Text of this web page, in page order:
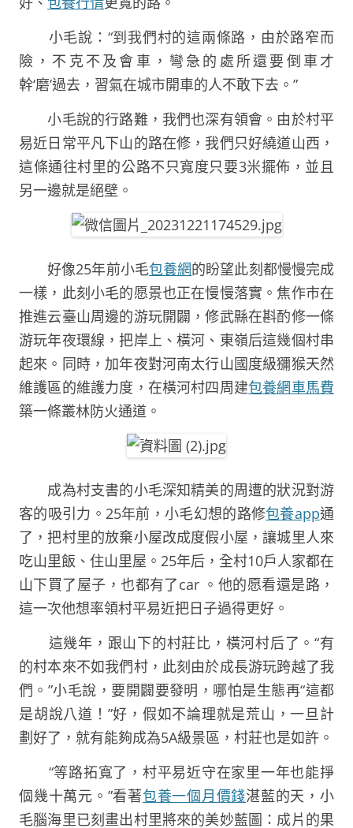
小毛說：“到我們村的這兩條路，由於路窄而
險，不克不及會車，彎急的處所還要倒車才
幹‘磨’過去，習氣在城市開車的人不敢下去。”
小毛說的行路難，我們也深有領會。由於村平
易近日常平凡下山的路在修，我們只好繞道山西，
這條通往村里的公路不只寬度只要3米擺佈，並且
另一邊就是絕壁。
好像25年前小毛包養網的盼望此刻都慢慢完成
一樣，此刻小毛的愿景也正在慢慢落實。焦作市在
推進云臺山周邊的游玩開闢，修武縣在斟酌修一條
游玩年夜環線，把岸上、橫河、東嶺后這幾個村串
起來。同時，加年夜對河南太行山國度級獼猴天然
維護區的維護力度，在橫河村四周建包養網車馬費
築一條叢林防火通道。
成為村支書的小毛深知精美的周遭的狀況對游
客的吸引力。25年前，小毛幻想的路修包養app通
了，把村里的放棄小屋改成度假小屋，讓城里人來
吃山里飯、住山里屋。25年后，全村10戶人家都在
山下買了屋子，也都有了car 。他的愿看還是路，
這一次他想率領村平易近把日子過得更好。
這幾年，跟山下的村莊比，橫河村后了。“有
的村本來不如我們村，此刻由於成長游玩跨越了我
們。”小毛說，要開闢要發明，哪怕是生態再“這都
是胡說八道！”好，假如不論理就是荒山，一旦計
劃好了，就有能夠成為5A級景區，村莊也是如許。
“等路拓寬了，村平易近守在家里一年也能掙
個幾十萬元。”看著包養一個月價錢湛藍的天，小
毛腦海里已刻畫出村里將來的美妙藍圖：成片的果